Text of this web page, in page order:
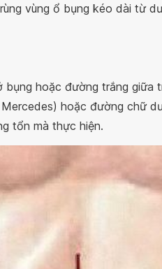
vùng ổ bụng kéo dài từ
hoặc đường trắng giữa
hoặc đường chữ
tổn mà thực hiện.